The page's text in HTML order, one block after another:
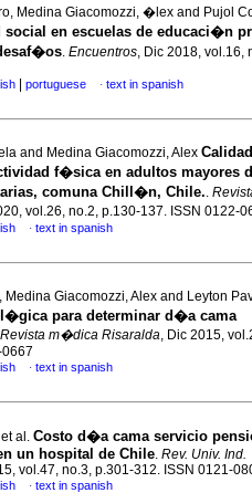
Medina Giacomozzi, �lex and Pujol
social en escuelas de educaci�n
. Encuentros, Dic 2018, vol.16,
portuguese · text in spanish
and Medina Giacomozzi, Alex
f�sica en adultos mayores
comuna Chill�n, Chile..
vol.26, no.2, p.130-137. ISSN 0122-
· text in spanish
Giacomozzi, Alex and Leyton
para determinar d�a cama
Revista m�dica Risaralda, Dic 2015,
· text in spanish
al. Costo d�a cama servicio
un hospital de Chile. Rev. Univ. Ind.
vol.47, no.3, p.301-312. ISSN 0121-
· text in spanish